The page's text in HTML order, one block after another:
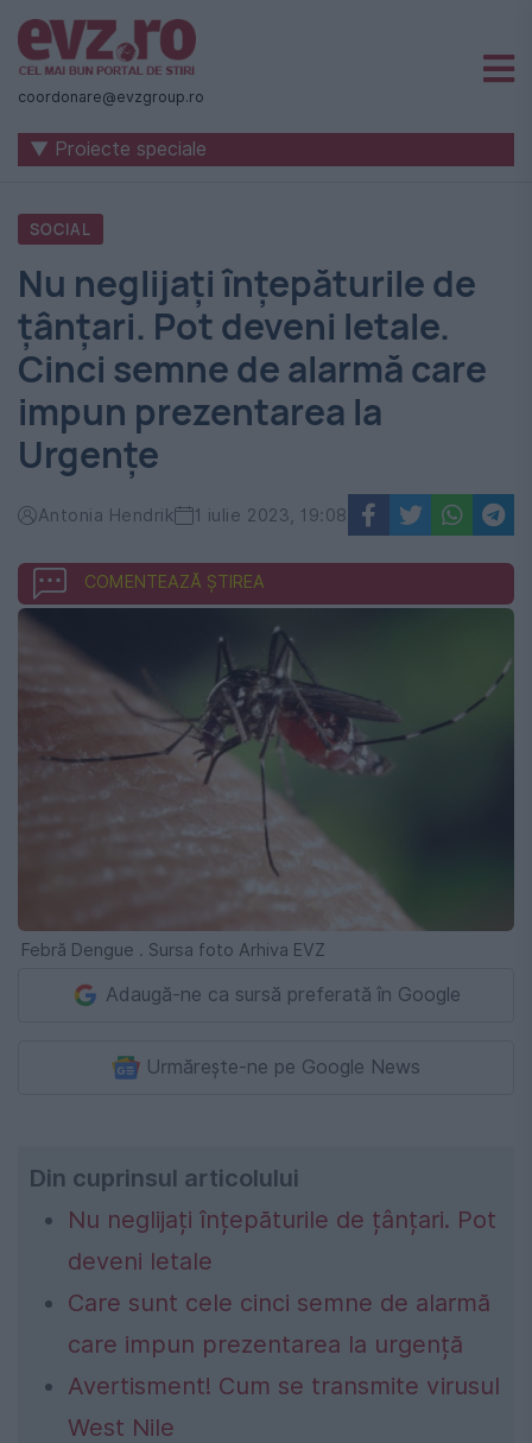
Știri
naționale
internaționale
România
-
Evenimentul
Zilei
coordonare@evzgroup.ro
▼ Proiecte speciale
SOCIAL
Nu neglijați înțepăturile de
țânțari. Pot deveni letale.
Cinci semne de alarmă care
impun prezentarea la
Urgențe
Antonia Hendrik 1 iulie 2023, 19:08
COMENTEAZĂ ȘTIREA
Febră Dengue . Sursa foto Arhiva EVZ
Adaugă-ne ca sursă preferată în Google
Urmărește-ne pe Google News
Din cuprinsul articolului
Nu neglijați înțepăturile de țânțari. Pot
deveni letale
Care sunt cele cinci semne de alarmă
care impun prezentarea la urgență
Avertisment! Cum se transmite virusul
West Nile